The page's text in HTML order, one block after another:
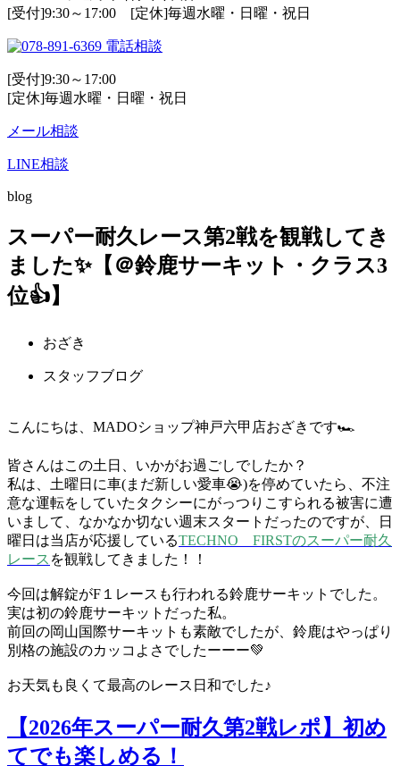
[受付]9:30～17:00 [定休]毎週水曜・日曜・祝日
電話相談
[受付]9:30～17:00
[定休]毎週水曜・日曜・祝日
メール相談
LINE相談
blog
スーパー耐久レース第2戦を観戦してき
ました✨【＠鈴鹿サーキット・クラス3
位👍】
おざき
スタッフブログ
こんにちは、MADOショップ神戸六甲店おざきです🏎
皆さんはこの土日、いかがお過ごしでしたか？
私は、土曜日に車(まだ新しい愛車😭)を停めていたら、不注
意な運転をしていたタクシーにがっつりこすられる被害に遭
いまして、なかなか切ない週末スタートだったのですが、日
曜日は当店が応援しているTECHNО FIRSTのスーパー耐久
レース を観戦してきました！！
今回は解錠がF１レースも行われる鈴鹿サーキットでした。
実は初の鈴鹿サーキットだった私。
前回の岡山国際サーキットも素敵でしたが、鈴鹿はやっぱり
別格の施設のカッコよさでしたーーー💚
お天気も良くて最高のレース日和でした♪
【2026年スーパー耐久第2戦レポ】初め
てでも楽しめる！